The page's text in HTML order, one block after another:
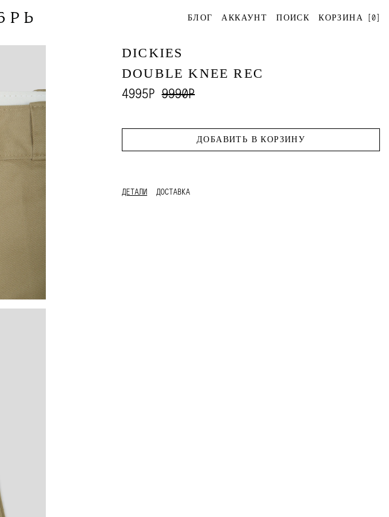
БЛОГ АККАУНТ ПОИСК КОРЗИНА [0]
DICKIES
DOUBLE KNEE REC
4995Р 9990Р
ДОБАВИТЬ В КОРЗИНУ
ДЕТАЛИ ДОСТАВКА